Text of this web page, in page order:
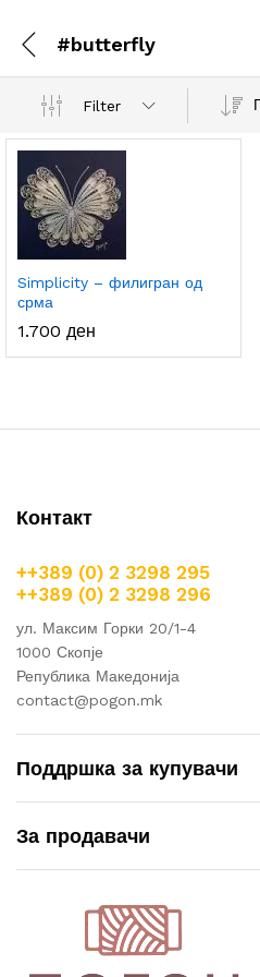
#butterfly
Filter
Simplicity – филигран од
срма
1.700 ден
Контакт
++389 (0) 2 3298 295
++389 (0) 2 3298 296
ул. Максим Горки 20/1-4
1000 Скопје
Република Македонија
contact@pogon.mk
Поддршка за купувачи
За продавачи